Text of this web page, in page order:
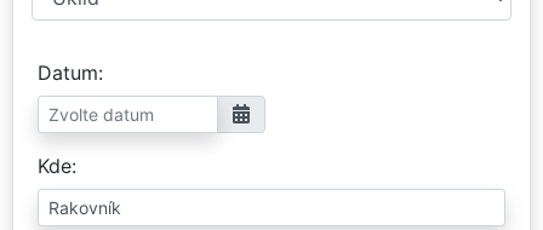
Datum
Kde